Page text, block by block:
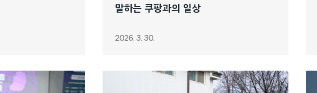
말하는 쿠팡과의 일상
2026. 3. 30.